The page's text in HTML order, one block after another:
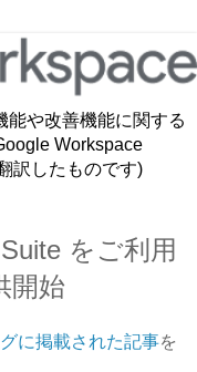
能や改善機能に関する
Workspace
訳したものです)
をご利用
開始
に掲載された記事を